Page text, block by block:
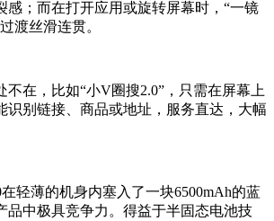
感；而在打开应用或旋转屏幕时，“一镜
渡丝滑连贯。
不在，比如“小V圈搜2.0”，只需在屏幕上
识别链接、商品或地址，服务直达，大幅
轻薄的机身内塞入了一块6500mAh的蓝
品中极具竞争力。得益于半固态电池技